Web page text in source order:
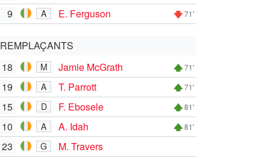
9 A E. Ferguson 71'
REMPLAÇANTS
18
M Jamie McGrath 71'
19 A T. Parrott 71'
15 D F. Ebosele 81'
10 A A. Idah 81'
23 G
M. Travers